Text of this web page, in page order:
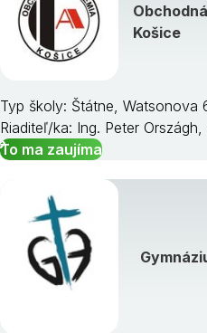
Košice
Typ školy: Štátne, Watsonova
Riaditeľ/ka: Ing. Peter
To ma zaujíma